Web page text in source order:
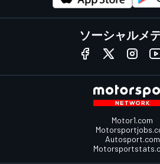
ソーシャルメ
Motor1.com
Autosport.com